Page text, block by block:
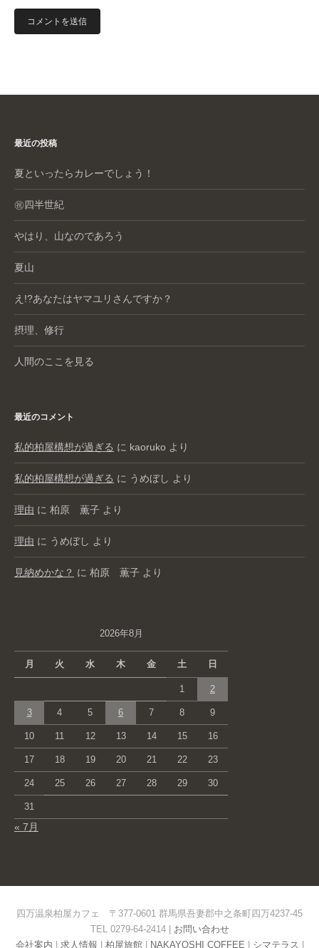
最近の投稿
夏といったらカレーでしょう！
㊗️四半世紀
やはり、山なのであろう
夏山
え!?あなたはヤマユリさんですか？
摂理、修行
人間のここを見る
最近のコメント
私的柏屋構想が過ぎる に kaoruko より
私的柏屋構想が過ぎる に うめぼし より
理由 に 柏原 薫子 より
理由 に うめぼし より
見納めかな？ に 柏原 薫子 より
2026年8月
月 火 水 木 金 土 日
1 2
3 4 5 6 7 8 9
10 11 12 13 14 15 16
17 18 19 20 21 22 23
24 25 26 27 28 29 30
31
« 7月
四万温泉柏屋カフェ 〒377-0601 群馬県吾妻郡中之条町四万4237-45
TEL 0279-64-2414 | お問い合わせ
会社案内
求人情報 柏屋旅館| NAKAYOSHI COFFEE シマテラス